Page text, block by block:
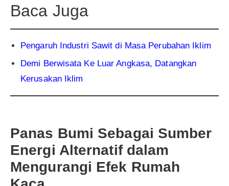
Baca Juga
Pengaruh Industri Sawit di Masa Perubahan Iklim
Demi Berwisata Ke Luar Angkasa, Datangkan
Kerusakan Iklim
Panas Bumi Sebagai Sumber
Energi Alternatif dalam
Mengurangi Efek Rumah